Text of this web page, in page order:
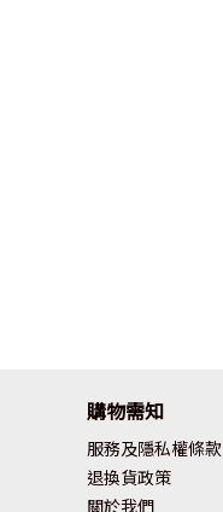
購物需知
服務及隱私權條款
退換貨政策
關於我們